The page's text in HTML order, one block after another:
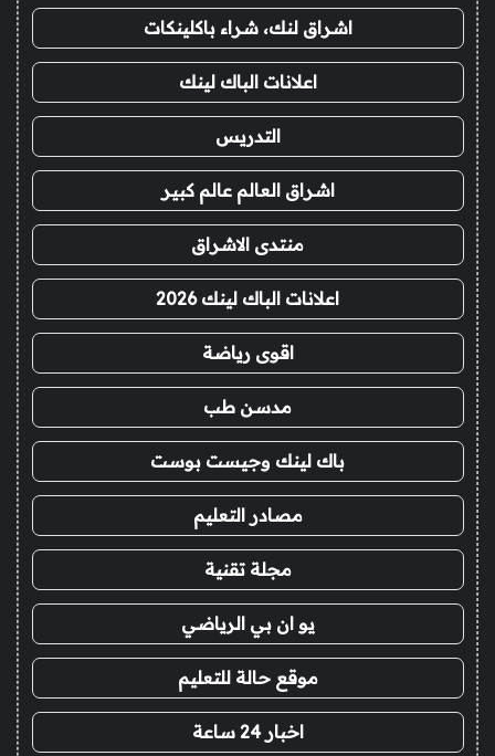
اشراق لنك، شراء باكلينكات
اعلانات الباك لينك
التدريس
اشراق العالم عالم كبير
منتدى الاشراق
اعلانات الباك لينك 2026
اقوى رياضة
مدسن طب
باك لينك وجيست بوست
مصادر التعليم
مجلة تقنية
يو ان بي الرياضي
موقع حالة للتعليم
اخبار 24 ساعة